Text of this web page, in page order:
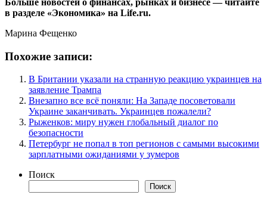
в разделе «Экономика» на Life.ru.
Марина Фещенко
Похожие записи:
В Британии указали на странную реакцию украинцев на
заявление Трампа
Внезапно все всё поняли: На Западе посоветовали
Украине заканчивать. Украинцев пожалели?
Рыженков: миру нужен глобальный диалог по
безопасности
Петербург не попал в топ регионов с самыми высокими
зарплатными ожиданиями у зумеров
Поиск
Поиск